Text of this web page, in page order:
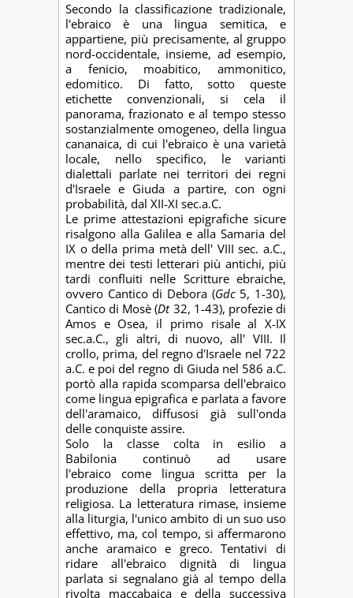
Secondo la classificazione tradizionale,
l'ebraico è una lingua semitica, e
appartiene, più precisamente, al gruppo
nord-occidentale, insieme, ad esempio,
a fenicio, moabitico, ammonitico,
edomitico. Di fatto, sotto queste
etichette convenzionali, si cela il
panorama, frazionato e al tempo stesso
sostanzialmente omogeneo, della lingua
cananaica, di cui l'ebraico è una varietà
locale, nello specifico, le varianti
dialettali parlate nei territori dei regni
d'Israele e Giuda a partire, con ogni
probabilità, dal XII-XI sec.a.C.
Le prime attestazioni epigrafiche sicure
risalgono alla Galilea e alla Samaria del
IX o della prima metà dell' VIII sec. a.C.,
mentre dei testi letterari più antichi, più
tardi confluiti nelle Scritture ebraiche,
ovvero Cantico di Debora (Gdc5, 1-30),
Cantico di Mosè (Dt 32, 1-43), profezie di
Amos e Osea, il primo risale al X-IX
sec.a.C., gli altri, di nuovo, all' VIII. Il
crollo, prima, del regno d'Israele nel 722
a.C. e poi del regno di Giuda nel 586 a.C.
portò alla rapida scomparsa dell'ebraico
come lingua epigrafica e parlata a favore
dell'aramaico, diffusosi già sull'onda
delle conquiste assire.
Solo la classe colta in esilio a
Babilonia continuò ad usare
l'ebraico come lingua scritta per la
produzione della propria letteratura
religiosa. La letteratura rimase, insieme
alla liturgia, l'unico ambito di un suo uso
effettivo, ma, col tempo, si affermarono
anche aramaico e greco. Tentativi di
ridare all'ebraico dignità di lingua
parlata si segnalano già al tempo della
rivolta maccabaica e della successiva